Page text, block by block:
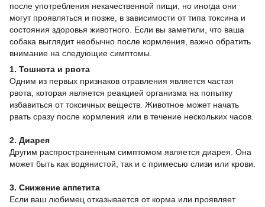
после употребления некачественной пищи, но иногда они
могут проявляться и позже, в зависимости от типа токсина и
состояния здоровья животного. Если вы заметили, что ваша
собака выглядит необычно после кормления, важно обратить
внимание на следующие симптомы.
1. Тошнота и рвота
Одним из первых признаков отравления является частая
рвота, которая является реакцией организма на попытку
избавиться от токсичных веществ. Животное может начать
рвать сразу после кормления или в течение нескольких часов.
2. Диарея
Другим распространенным симптомом является диарея. Она
может быть как водянистой, так и с примесью слизи или крови.
3. Снижение аппетита
Если ваш любимец отказывается от корма или проявляет